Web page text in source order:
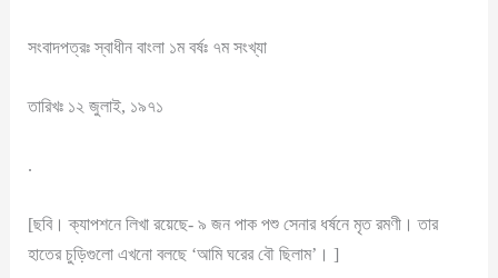
সংবাদপত্রঃ স্বাধীন বাংলা ১ম বর্ষঃ ৭ম সংখ্যা
তারিখঃ ১২ জুলাই, ১৯৭১
.
[ছবি। ক্যাপশনে লিখা রয়েছে- ৯ জন পাক পশু সেনার ধর্ষনে মৃত রমণী। তার
হাতের চুড়িগুলো এখনো বলছে ‘আমি ঘরের বৌ ছিলাম’। ]